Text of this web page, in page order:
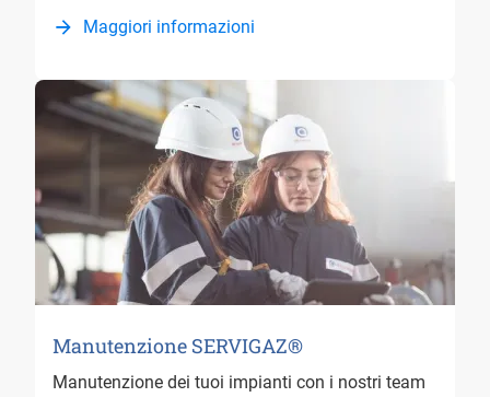
Maggiori informazioni
Manutenzione SERVIGAZ®
Manutenzione dei tuoi impianti con i nostri team